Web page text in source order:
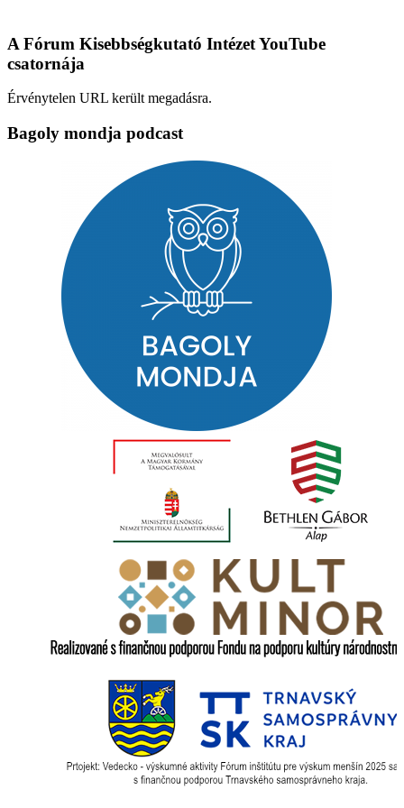
A Fórum Kisebbségkutató Intézet YouTube
csatornája
Érvénytelen URL került megadásra.
Bagoly mondja podcast